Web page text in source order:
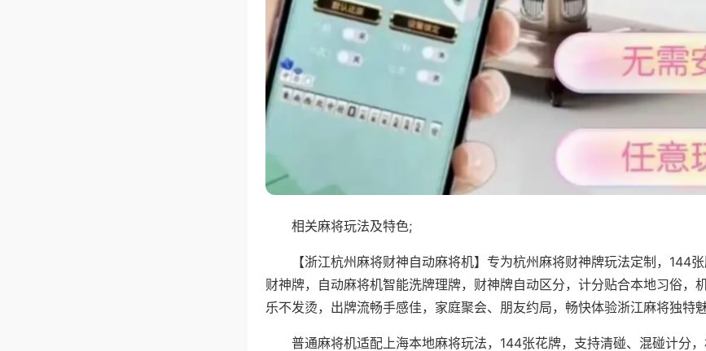
相关麻将玩法及特色;
【浙江杭州麻将财神自动麻将机】专为杭州麻将财神牌玩法定制，144
财神牌，自动麻将机智能洗牌理牌，财神牌自动区分，计分贴合本地习俗，
乐不发烫，出牌流畅手感佳，家庭聚会、朋友约局，畅快体验浙江麻将独特魅
普通麻将机适配上海本地麻将玩法，144张花牌，支持清碰、混碰计分